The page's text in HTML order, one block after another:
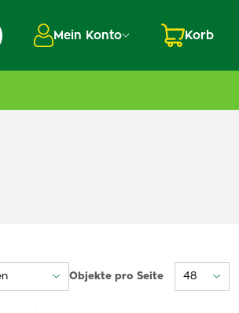
Mein Konto Korb
Objekte pro Seite